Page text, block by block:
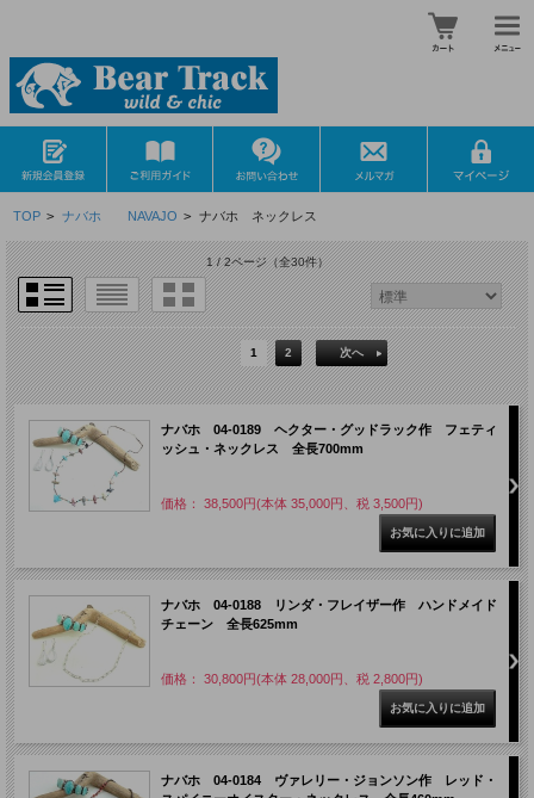
TOP > ナバホ NAVAJO > ナバホ ネックレス
1 / 2ページ（全30件）
1 2 次へ
ナバホ 04-0189 ヘクター・グッドラック作 フェティ
ッシュ・ネックレス 全長700mm
価格： 38,500円(本体 35,000円、税 3,500円)
ナバホ 04-0188 リンダ・フレイザー作 ハンドメイド
チェーン 全長625mm
価格： 30,800円(本体 28,000円、税 2,800円)
ナバホ 04-0184 ヴァレリー・ジョンソン作 レッド・